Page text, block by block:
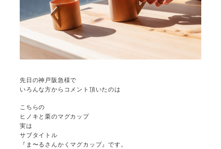
先日の神戸阪急様で
いろんな方からコメント頂いたのは
こちらの
ヒノキと栗のマグカップ
実は
サブタイトル
『ま〜るさんかくマグカップ』です。